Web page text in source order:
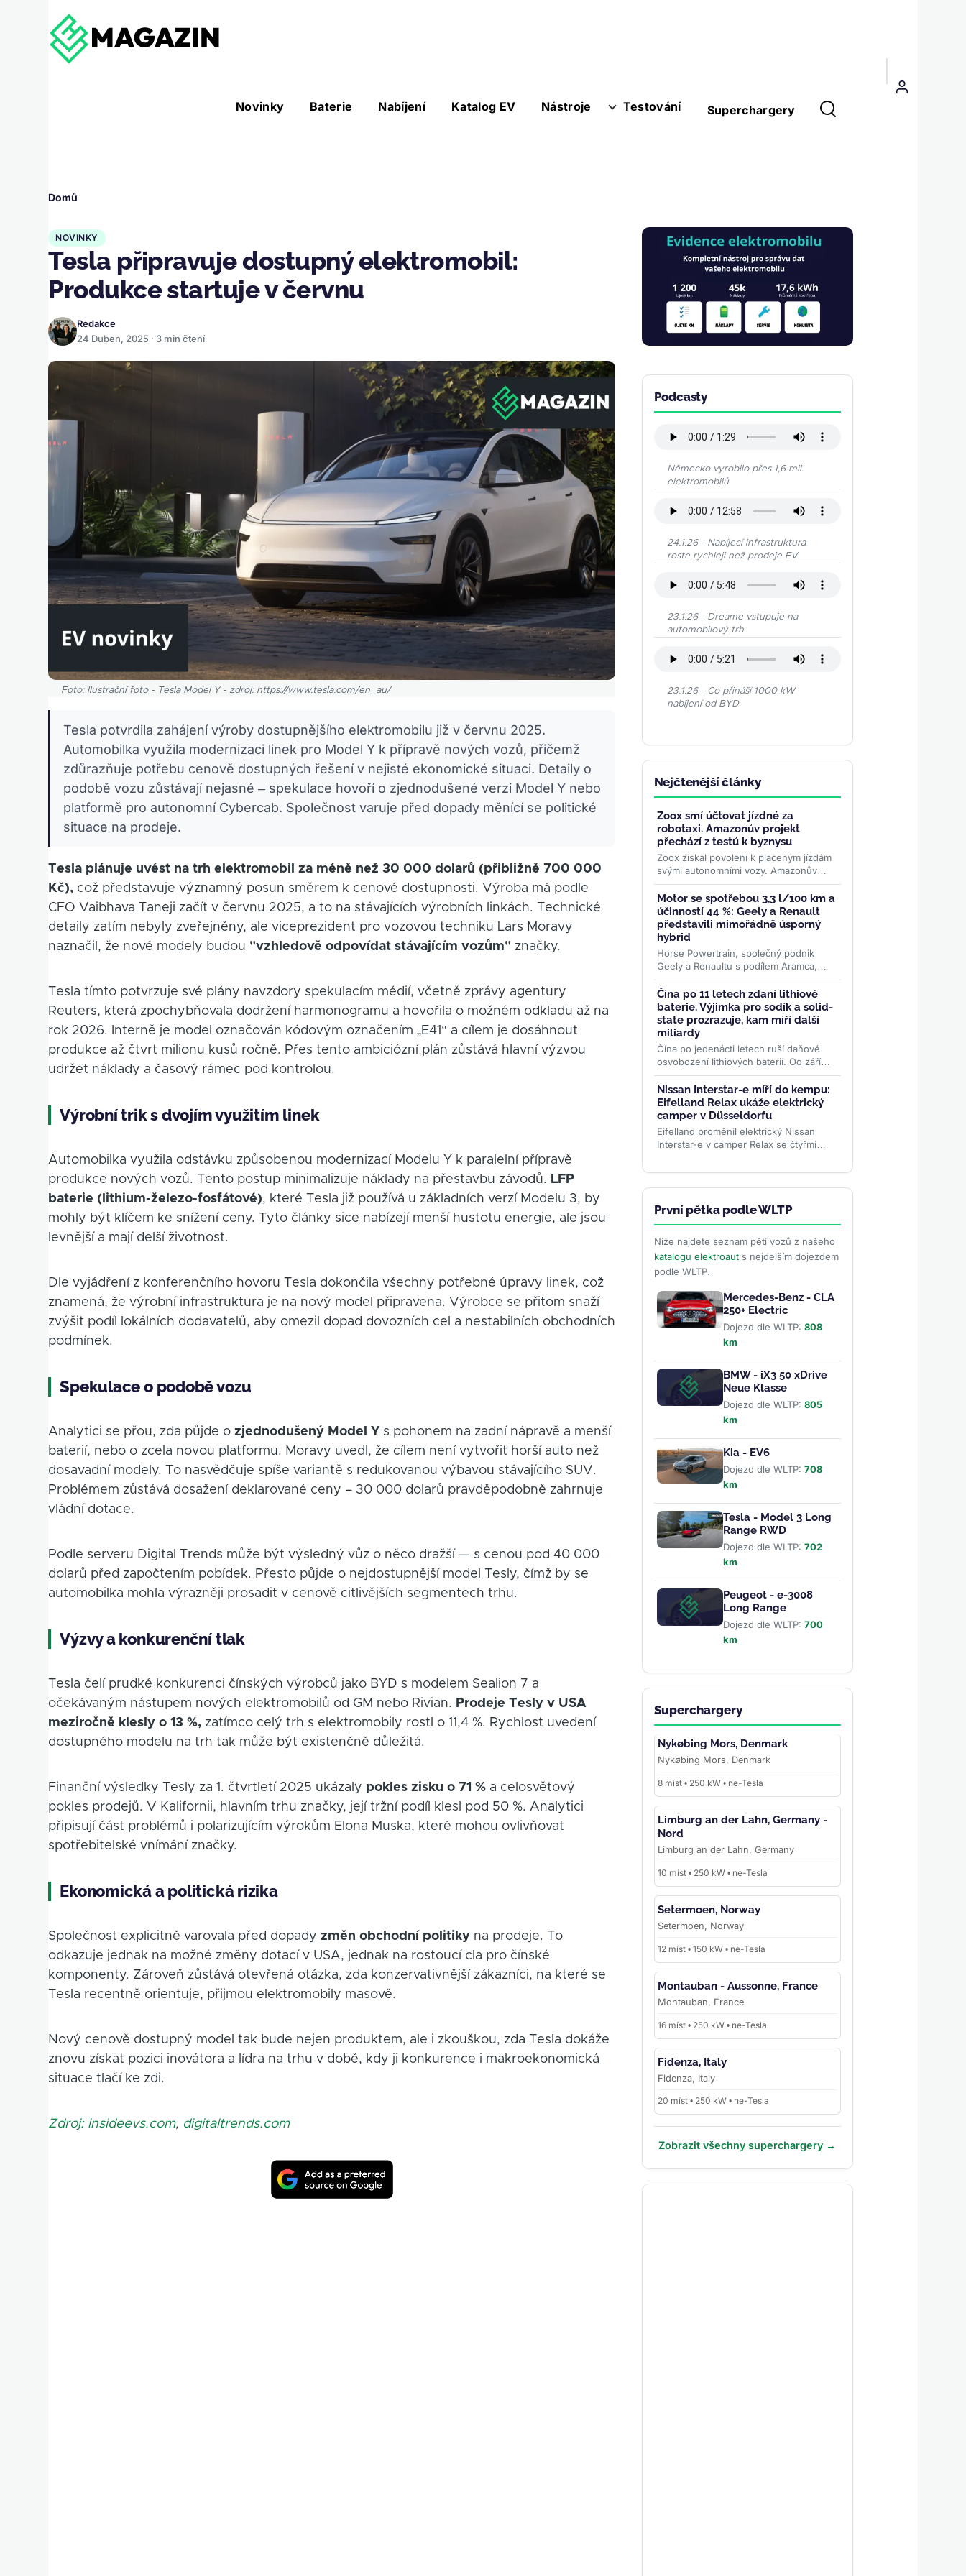
Hlavní
Novinky Baterie Nabíjení Katalog EV Nástroje
Nástroje sub-navigation Testování Superchargery
Menu
uživatelského
Drobečková
navigace
Domů
NOVINKY
Tesla připravuje dostupný elektromobil:
Produkce startuje v červnu
Redakce
24 Duben, 2025 · 3 min čtení
Foto: Ilustrační foto - Tesla Model Y - zdroj: https://www.tesla.com/en_au/
Tesla potvrdila zahájení výroby dostupnějšího elektromobilu již v červnu 2025.
Automobilka využila modernizaci linek pro Model Y k přípravě nových vozů, přičemž
zdůrazňuje potřebu cenově dostupných řešení v nejisté ekonomické situaci. Detaily o
podobě vozu zůstávají nejasné – spekulace hovoří o zjednodušené verzi Model Y nebo
platformě pro autonomní Cybercab. Společnost varuje před dopady měnící se politické
situace na prodeje.
Tesla plánuje uvést na trh elektromobil za méně než 30 000 dolarů (přibližně 700 000
Kč), což představuje významný posun směrem k cenové dostupnosti. Výroba má podle
CFO Vaibhava Taneji začít v červnu 2025, a to na stávajících výrobních linkách. Technické
detaily zatím nebyly zveřejněny, ale viceprezident pro vozovou techniku Lars Moravy
naznačil, že nové modely budou "vzhledově odpovídat stávajícím vozům" značky.
Tesla tímto potvrzuje své plány navzdory spekulacím médií, včetně zprávy agentury
Reuters, která zpochybňovala dodržení harmonogramu a hovořila o možném odkladu až na
rok 2026. Interně je model označován kódovým označením „E41“ a cílem je dosáhnout
produkce až čtvrt milionu kusů ročně. Přes tento ambiciózní plán zůstává hlavní výzvou
udržet náklady a časový rámec pod kontrolou.
Výrobní trik s dvojím využitím linek
Automobilka využila odstávku způsobenou modernizací Modelu Y k paralelní přípravě
produkce nových vozů. Tento postup minimalizuje náklady na přestavbu závodů. LFP
baterie (lithium-železo-fosfátové), které Tesla již používá u základních verzí Modelu 3, by
mohly být klíčem ke snížení ceny. Tyto články sice nabízejí menší hustotu energie, ale jsou
levnější a mají delší životnost.
Dle vyjádření z konferenčního hovoru Tesla dokončila všechny potřebné úpravy linek, což
znamená, že výrobní infrastruktura je na nový model připravena. Výrobce se přitom snaží
zvýšit podíl lokálních dodavatelů, aby omezil dopad dovozních cel a nestabilních obchodních
podmínek.
Spekulace o podobě vozu
Analytici se přou, zda půjde ozjednodušený Model Y s pohonem na zadní nápravě a menší
baterií, nebo o zcela novou platformu. Moravy uvedl, že cílem není vytvořit horší auto než
dosavadní modely. To nasvědčuje spíše variantě s redukovanou výbavou stávajícího SUV.
Problémem zůstává dosažení deklarované ceny – 30 000 dolarů pravděpodobně zahrnuje
vládní dotace.
Podle serveru Digital Trends může být výsledný vůz o něco dražší — s cenou pod 40 000
dolarů před započtením pobídek. Přesto půjde o nejdostupnější model Tesly, čímž by se
automobilka mohla výrazněji prosadit v cenově citlivějších segmentech trhu.
Výzvy a konkurenční tlak
Tesla čelí prudké konkurenci čínských výrobců jako BYD s modelem Sealion 7 a
očekávaným nástupem nových elektromobilů od GM nebo Rivian. Prodeje Tesly v USA
meziročně klesly o 13 %, zatímco celý trh s elektromobily rostl o 11,4 %. Rychlost uvedení
dostupného modelu na trh tak může být existenčně důležitá.
Finanční výsledky Tesly za 1. čtvrtletí 2025 ukázaly pokles zisku o 71 % a celosvětový
pokles prodejů. V Kalifornii, hlavním trhu značky, její tržní podíl klesl pod 50 %. Analytici
připisují část problémů i polarizujícím výrokům Elona Muska, které mohou ovlivňovat
spotřebitelské vnímání značky.
Ekonomická a politická rizika
Společnost explicitně varovala před dopadyzměn obchodní politiky na prodeje. To
odkazuje jednak na možné změny dotací v USA, jednak na rostoucí cla pro čínské
komponenty. Zároveň zůstává otevřená otázka, zda konzervativnější zákazníci, na které se
Tesla recentně orientuje, přijmou elektromobily masově.
Nový cenově dostupný model tak bude nejen produktem, ale i zkouškou, zda Tesla dokáže
znovu získat pozici inovátora a lídra na trhu v době, kdy ji konkurence i makroekonomická
situace tlačí ke zdi.
Zdroj: insideevs.com, digitaltrends.com
Obrázek
Podcasty
Německo vyrobilo přes 1,6 mil.
elektromobilů
24.1.26 - Nabíjecí infrastruktura
roste rychleji než prodeje EV
23.1.26 - Dreame vstupuje na
automobilový trh
23.1.26 - Co přináší 1000 kW
nabíjení od BYD
Nejčtenější články
Zoox smí účtovat jízdné za
robotaxi. Amazonův projekt
přechází z testů k byznysu
Zoox získal povolení k placeným jízdám
svými autonomními vozy. Amazonův
projekt se tak přesouvá od testování k
dopravní službě, kde... >>
Motor se spotřebou 3,3 l/100 km a
účinností 44 %: Geely a Renault
představili mimořádně úsporný
hybrid
Horse Powertrain, společný podnik
Geely a Renaultu s podílem Aramca,
představil systém, který během měsíců
promění elektromobilovou...>>
Čína po 11 letech zdaní lithiové
baterie. Výjimka pro sodík a solid-
state prozrazuje, kam míří další
miliardy
Čína po jedenácti letech ruší daňové
osvobození lithiových baterií. Od září
zaplatí výrobci 2 %, od roku 2027
dvojnásobek. Sodíkové...>>
Nissan Interstar-e míří do kempu:
Eifelland Relax ukáže elektrický
camper v Düsseldorfu
Eifelland proměnil elektrický Nissan
Interstar-e v camper Relax se čtyřmi
topením napájeným z...>>
První pětka podle WLTP
Níže najdete seznam pěti vozů z našeho
katalogu elektroauts nejdelším dojezdem
podle WLTP.
Mercedes-Benz - CLA
250+ Electric
Dojezd dle WLTP: 808
km
BMW - iX3 50 xDrive
Neue Klasse
Dojezd dle WLTP: 805
km
Kia - EV6
Dojezd dle WLTP: 708
km
Tesla - Model 3 Long
Range RWD
Dojezd dle WLTP: 702
km
Peugeot - e-3008
Long Range
Dojezd dle WLTP: 700
km
Superchargery
Nykøbing Mors, Denmark
Nykøbing Mors, Denmark
8 míst • 250 kW • ne-Tesla
Limburg an der Lahn, Germany -
Nord
Limburg an der Lahn, Germany
10 míst • 250 kW • ne-Tesla
Setermoen, Norway
Setermoen, Norway
12 míst • 150 kW • ne-Tesla
Montauban - Aussonne, France
Montauban, France
16 míst • 250 kW • ne-Tesla
Fidenza, Italy
Fidenza, Italy
20 míst • 250 kW • ne-Tesla
Zobrazit všechny superchargery →